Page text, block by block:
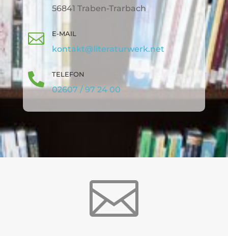
56841 Traben-Trarbach
 E-MAIL
kontakt@literaturwerk.net
 TELEFON
02607 / 97 24 00
